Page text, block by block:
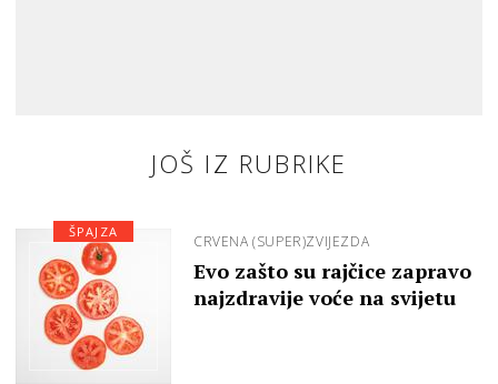
JOŠ IZ RUBRIKE
CRVENA (SUPER)ZVIJEZDA
Evo zašto su rajčice zapravo
najzdravije voće na svijetu
ŠPAJZA